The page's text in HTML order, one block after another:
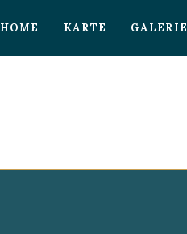
HOME KARTE GALERIE